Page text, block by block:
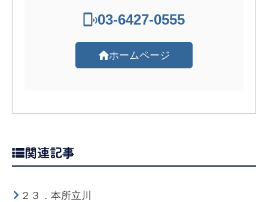
03-6427-0555
ホームページ
関連記事
２３．本所立川